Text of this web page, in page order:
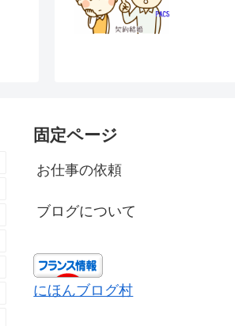
固定ページ
お仕事の依頼
ブログについて
にほんブログ村